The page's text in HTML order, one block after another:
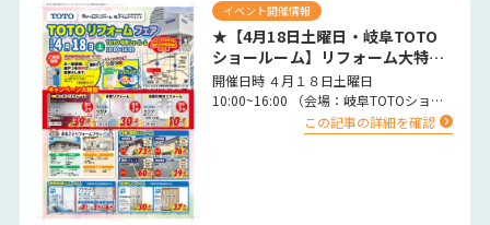
イベント開催情報
★【4月18日土曜日・岐阜TOTO
ショールーム】リフォーム大特
価 イベント★
開催日時 ４月１８日土曜日
10:00~16:00 （会場：岐阜TOTOショー
この記事の詳細を確認